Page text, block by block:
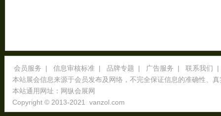
会员服务 | 信息审核标准 | 品牌专题 | 广告服务 | 联系我们
|
本站展会信息来源于会员发布及网络，不完全保证信息的准确性、
本站通用网址： 网纵会展网
Copyright © 2013-2021 vanzol.com